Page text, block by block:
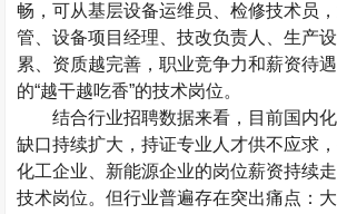
畅，可从基层设备运维员、检修技术员
管、设备项目经理、技改负责人、生产
累、资质越完善，职业竞争力和薪资待
的“越干越吃香”的技术岗位。
结合行业招聘数据来看，目前国内
缺口持续扩大，持证专业人才供不应求
化工企业、新能源企业的岗位薪资持续
技术岗位。但行业普遍存在突出痛点：